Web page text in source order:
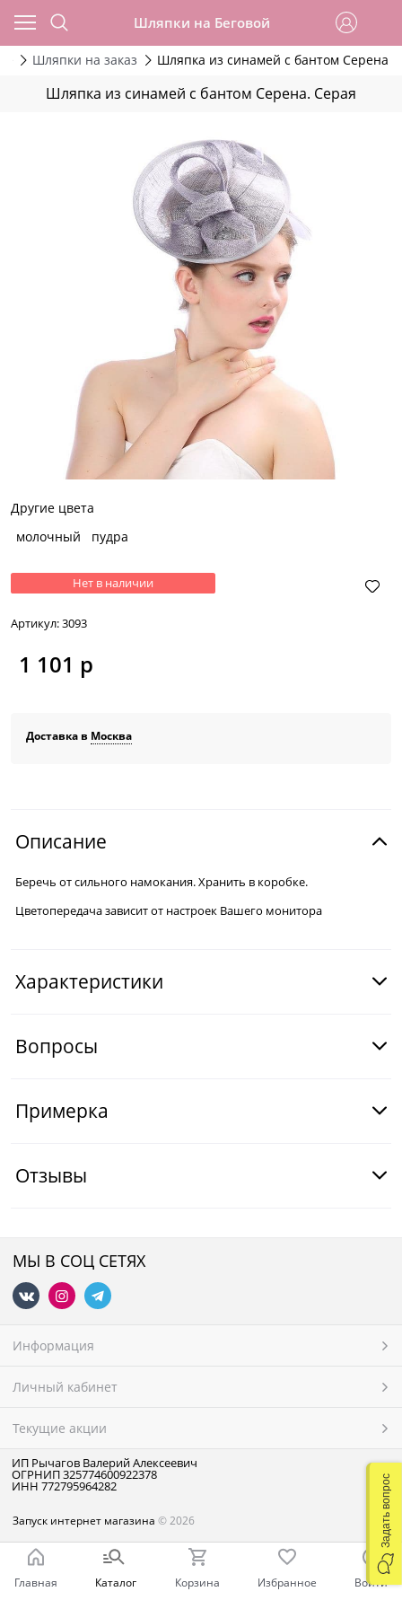
Шляпки на Беговой
Шляпки на заказ Шляпка из синамей с бантом Серена.
Шляпка из синамей с бантом Серена. Серая
Другие цвета
молочный
пудра
Нет в наличии
Артикул:3093
1 101 р
Доставка в Москва
Описание
Беречь от сильного намокания. Хранить в коробке.
Цветопередача зависит от настроек Вашего монитора
Характеристики
Вопросы
Примерка
Отзывы
МЫ В СОЦ СЕТЯХ
Информация
Личный кабинет
Текущие акции
ИП Рычагов Валерий Алексеевич
ОГРНИП 325774600922378
ИНН 772795964282
Запуск интернет магазина © 2026
Главная Каталог Корзина Избранное Войти
Задать вопрос